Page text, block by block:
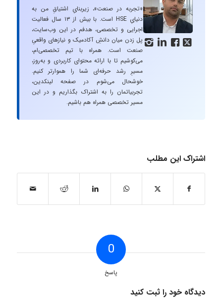
   
«تجربه در صنعت»، زیربنایِ اشتیاقِ من به
دنیایِ HSE است. با بیش از ۱۳ سال فعالیت
اجرایی و تخصصی، هدفم در این وب‌سایت،
پل زدن میان دانشِ آکادمیک و نیازهای واقعیِ
صنعت است. همراه با تیم تخصصی‌ام،
می‌کوشیم تا با ارائه محتوای کاربردی و به‌روز،
مسیرِ رشد حرفه‌ای شما را هموارتر کنیم.
خوشحال می‌شوم در صفحه لینکدین،
تجربیاتمان را به اشتراک بگذاریم و در این
مسیر تخصصی همراه هم باشیم.
اشتراک این مطلب
0
پاسخ
دیدگاه خود را ثبت کنید